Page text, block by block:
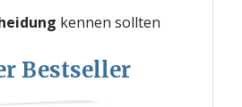
kennen sollten
Bestseller